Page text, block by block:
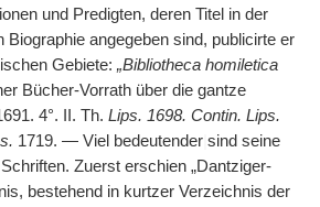
und Predigten, deren Titel in der
Biographie angegeben sind, publicirte er
Gebiete: „Bibliotheca homiletica
Bücher-Vorrath über die gantze
4°. II. Th. Lips. 1698. Contin. Lips.
1719. — Viel bedeutender sind seine
Zuerst erschien „Dantziger-
bestehend in kurtzer Verzeichnis der